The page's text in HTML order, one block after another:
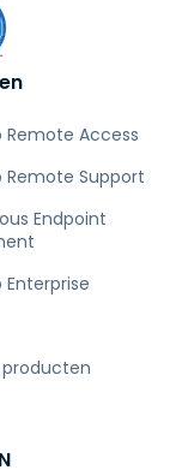
Remote Access
Remote Support
Endpoint
Enterprise
producten